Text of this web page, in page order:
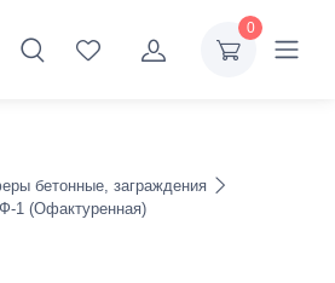
0
бетонные, заграждения
1 (Офактуренная)